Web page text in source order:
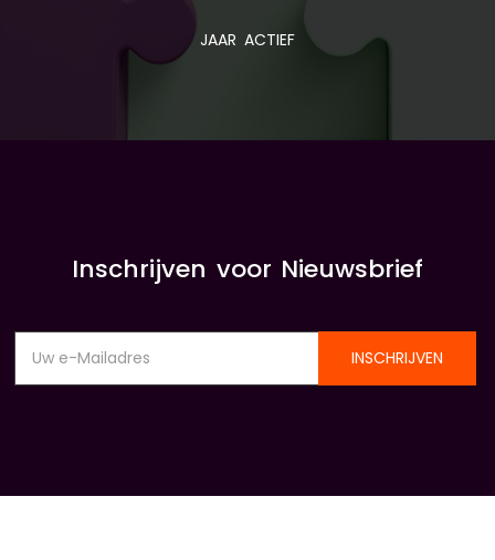
JAAR ACTIEF
Inschrijven voor Nieuwsbrief
INSCHRIJVEN